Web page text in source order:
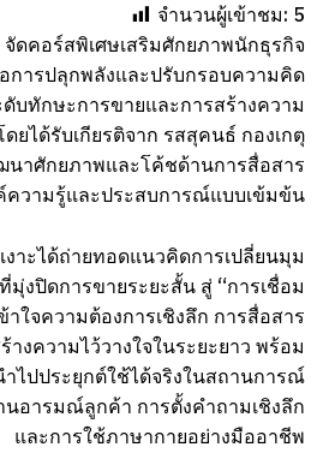
จำนวนผู้เข้าชม: 5
จัดคอร์สพิเศษเสริมศักยภาพนักธุรกิจ
การปลุกพลังและปรับกรอบความคิด
บทักษะการขายและการสร้างความ
ยได้รับเกียรติจาก รสสุคนธ์ กองเกตุ
นาศักยภาพและโค้ชด้านการสื่อสาร
ความรู้และประสบการณ์แบบเข้มข้น
าะได้ถ่ายทอดแนวคิดการเปลี่ยนมุม
มุ่งปิดการขายระยะสั้น สู่ “การเชื่อม
าใจความต้องการเชิงลึก การสื่อสาร
งความไว้วางใจในระยะยาว พร้อม
ไปประยุกต์ใช้ได้จริงในสถานการณ์
อารมณ์ลูกค้า การตั้งคำถามเชิงลึก
และการใช้ภาษากายอย่างมืออาชีพ